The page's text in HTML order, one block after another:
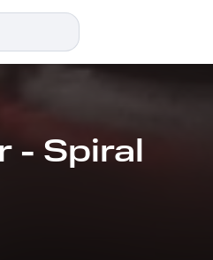
- Spiral